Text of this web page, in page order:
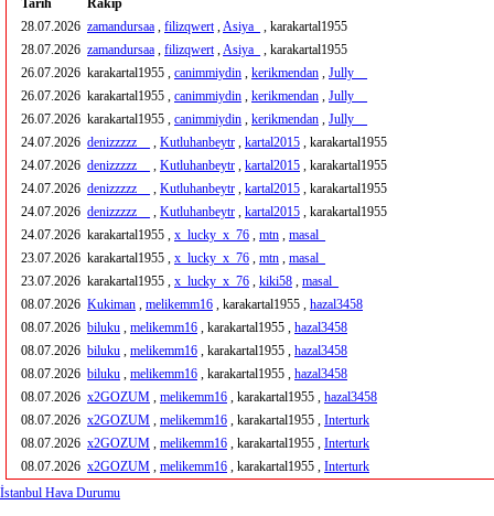
Tarih
Rakip
28.07.2026 zamandursaa , filizqwert,Asiya_
, karakartal1955
28.07.2026 zamandursaa , filizqwert,Asiya_
, karakartal1955
26.07.2026 karakartal1955 , canimmiydin , kerikmendan , Jully__
26.07.2026 karakartal1955 , canimmiydin , kerikmendan , Jully__
26.07.2026 karakartal1955 , canimmiydin , kerikmendan , Jully__
24.07.2026 denizzzzz__ , Kutluhanbeytr , kartal2015 , karakartal1955
24.07.2026 denizzzzz__ , Kutluhanbeytr , kartal2015 , karakartal1955
24.07.2026 denizzzzz__ , Kutluhanbeytr , kartal2015 , karakartal1955
24.07.2026 denizzzzz__ , Kutluhanbeytr , kartal2015 , karakartal1955
24.07.2026 karakartal1955 , x_lucky_x_76 , mtn , masal_
23.07.2026 karakartal1955 , x_lucky_x_76 , mtn , masal_
23.07.2026 karakartal1955 , x_lucky_x_76 , kiki58 , masal_
08.07.2026 Kukiman , melikemm16 , karakartal1955 , hazal3458
08.07.2026 biluku , melikemm16 , karakartal1955 , hazal3458
08.07.2026 biluku , melikemm16 , karakartal1955 , hazal3458
08.07.2026 biluku , melikemm16 , karakartal1955 , hazal3458
08.07.2026 x2GOZUM , melikemm16 , karakartal1955 , hazal3458
08.07.2026 x2GOZUM , melikemm16 , karakartal1955 , Interturk
08.07.2026 x2GOZUM , melikemm16 , karakartal1955 , Interturk
08.07.2026 x2GOZUM , melikemm16 , karakartal1955 , Interturk
İstanbul Hava Durumu